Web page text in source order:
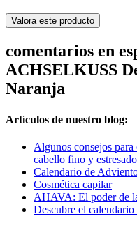
Valora este producto
comentarios en
ACHSELKUSS
Naranja
Artículos de nuestro blog:
Algunos consejos
cabello fino y estresado
Calendario de
Cosmética capilar
AHAVA: El poder de
Descubre el